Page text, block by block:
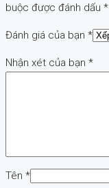
buộc được đánh dấu *
Đánh giá của bạn *
Nhận xét của bạn *
Tên *